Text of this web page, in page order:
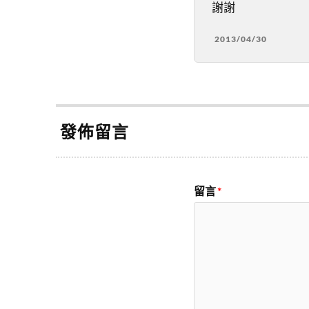
謝謝
2013/04/30
發佈留言
留言*